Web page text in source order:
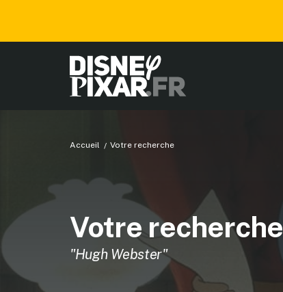
Accueil Votre recherche
Votre recherche
"Hugh Webster"